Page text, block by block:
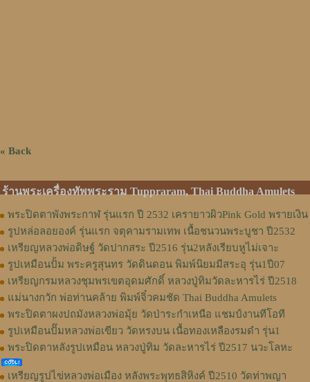
« Back
ร้านพระเครื่องทัพพระราม Tuppraram, Thai Buddha Amulets
พระปิดตาพังพระกาฬ รุ่นแรก ปี 2532 เครายาวผิวPink Gold พรายเงิน
รูปหล่อลอยองค์ รุ่นแรก จตุคามรามเทพ เนื้อชนวนพระบูชา ปี2532
เหรียญหลวงพ่อดิษฐ์ วัดปากสระ ปี2516 รุ่น2หลังเรียบหูไม่เจาะ
รูปเหมือนปั้ม พระครูสุนทร วัดดินดอน พิมพ์นิยมมีสระอุ รุ่น1ปี07
เหรียญกรมหลวงชุมพรเขตอุดมศักดิ์ หลวงปู่ทิมวัดละหารไร่ ปี2518
แม่นางกวัก พ่อท่านคล้าย พิมพ์จิ๋วคมชัด Thai Buddha Amulets
พระปิดตาผงปถมังหลวงพ่อมุ้ย วัดป่าระกำเหนือ แชมป์งานทีโอที
รูปเหมือนปั๊มหลวงพ่อเขียว วัดหรงบน เนื้อทองเหลืองรมดำ รุ่น1
พระปิดตาหลังรูปเหมือน หลวงปู่ทิม วัดละหารไร่ ปี2517 นวะโลหะ
เหรียญรูปไข่หลวงพ่อเมือง หลังพระพุทธสิหิงค์ ปี2510 วัดท่าพญา